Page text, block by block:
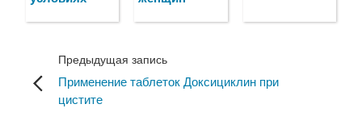
Предыдущая запись
Применение таблеток Доксициклин при
цистите